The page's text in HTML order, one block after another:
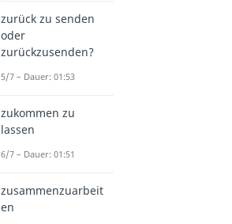
zurück zu senden
oder
zurückzusenden?
5/7 – Dauer: 01:53
zukommen zu
lassen
6/7 – Dauer: 01:51
zusammenzuarbeit
en